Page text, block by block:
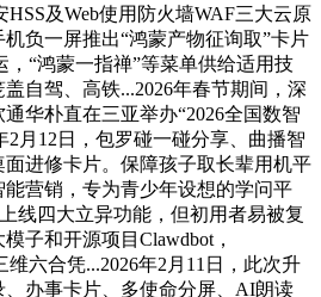
及Web使用防火墙WAF三大云原
负一屏推出“鸿蒙产物征询取”卡片
，“鸿蒙一指禅”等菜单供给适用技
自驾、高铁...2026年春节期间，深
华朴直在三亚举办“2026全国数智
2月12日，包罗碰一碰分享、曲播智
进修卡片。保障孩子取长辈用机平
营销，专为青少年设想的学问平
线四大立异功能，但初用者易被复
子和开源项目Clawdbot，
维六合凭...2026年2月11日，此次升
办事卡片、多使命分屏、AI朗读